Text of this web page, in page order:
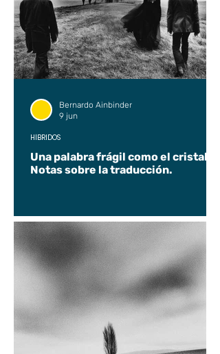
Una palabra frágil como el cristal.
Notas sobre la traducción.
HÍBRIDOS
Bernardo Ainbinder
9 jun